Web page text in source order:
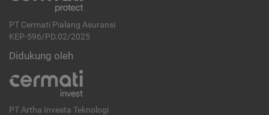
PT Cermati Pialang Asuransi
KEP-596/PD.02/2025
Didukung oleh
PT Artha Investa Teknologi